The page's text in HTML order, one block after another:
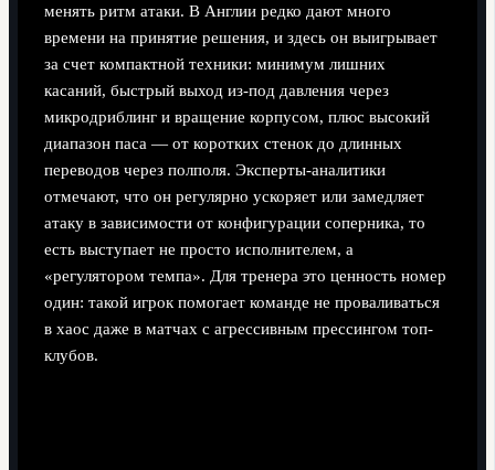
менять ритм атаки. В Англии редко дают много
времени на принятие решения, и здесь он выигрывает
за счет компактной техники: минимум лишних
касаний, быстрый выход из-под давления через
микродриблинг и вращение корпусом, плюс высокий
диапазон паса — от коротких стенок до длинных
переводов через полполя. Эксперты-аналитики
отмечают, что он регулярно ускоряет или замедляет
атаку в зависимости от конфигурации соперника, то
есть выступает не просто исполнителем, а
«регулятором темпа». Для тренера это ценность номер
один: такой игрок помогает команде не проваливаться
в хаос даже в матчах с агрессивным прессингом топ-
клубов.